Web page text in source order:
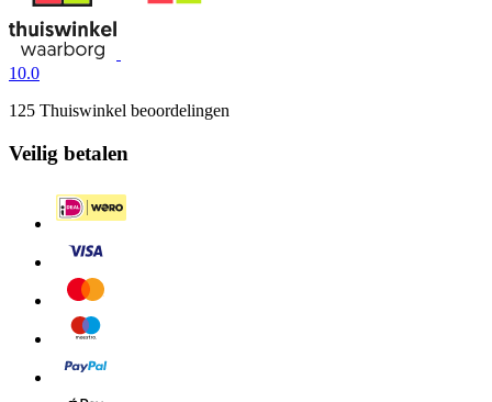
10.0
125 Thuiswinkel beoordelingen
Veilig betalen